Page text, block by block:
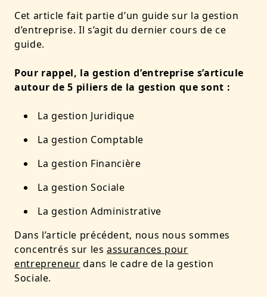
Cet article fait partie d’un guide sur la gestion
d’entreprise. Il s’agit du dernier cours de ce
guide.
Pour rappel, la gestion d’entreprise s’articule
autour de 5 piliers de la gestion que sont :
La gestion Juridique
La gestion Comptable
La gestion Financière
La gestion Sociale
La gestion Administrative
Dans l’article précédent, nous nous sommes
concentrés sur lesassurances pour
entrepreneur dans le cadre de la gestion
Sociale.